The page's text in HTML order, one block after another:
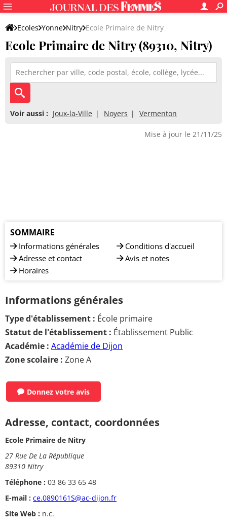
Ecoles Yonne Nitry Ecole Primaire de Nitry
Ecole Primaire de Nitry (89310, Nitry)
Voir aussi : Joux-la-Ville Noyers Vermenton
Mise à jour le 21/11/25
SOMMAIRE
Informations générales
Adresse et contact
Horaires
Conditions d'accueil
Avis et notes
Informations générales
Type d'établissement : École primaire
Statut de l'établissement : Établissement Public
Académie : Académie de Dijon
Zone scolaire : Zone A
Donnez votre avis
Adresse, contact, coordonnées
Ecole Primaire de Nitry
27 Rue De La République
89310 Nitry
Téléphone : 03 86 33 65 48
E-mail : ce.0890161S@ac-dijon.fr
Site Web : n.c.